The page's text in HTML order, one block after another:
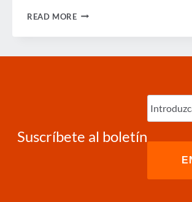
READ MORELAS
GASTOS
Y
Suscríbete al boletín
Ingrese
correo
electrónico